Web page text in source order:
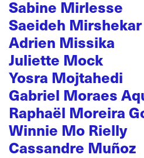
Sabine Mirlesse
Saeideh Mirshekar
Adrien Missika
Juliette Mock
Yosra Mojtahedi
Gabriel Moraes
Raphaël Moreira
Winnie Mo Rielly
Cassandre Muñoz